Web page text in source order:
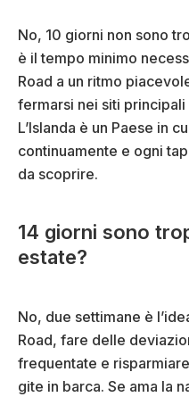
No, 10 giorni non sono
è il tempo minimo
Road a un ritmo
fermarsi nei siti
L’Islanda è un Paese in
continuamente e ogni
da scoprire.
14 giorni sono
estate?
No, due settimane è
Road, fare delle
frequentate e
gite in barca. Se ama la